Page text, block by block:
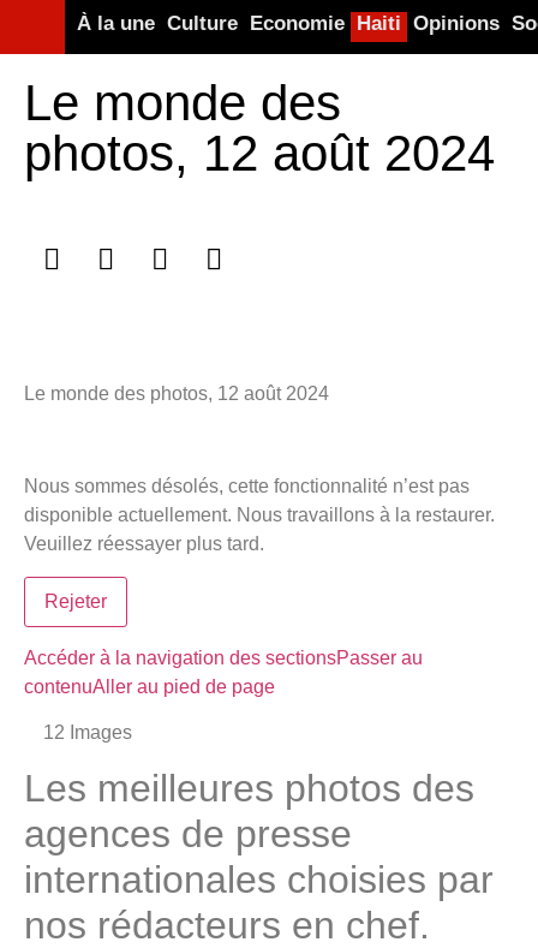
À la une Culture Economie Haiti Opinions
Le monde des
photos, 12 août 2024
Le monde des photos, 12 août 2024
Nous sommes désolés, cette fonctionnalité n’est pas
disponible actuellement. Nous travaillons à la restaurer.
Veuillez réessayer plus tard.
Rejeter
Accéder à la navigation des sectionsPasser au
contenuAller au pied de page
12 Images
Les meilleures photos des
agences de presse
internationales choisies par
nos rédacteurs en chef.